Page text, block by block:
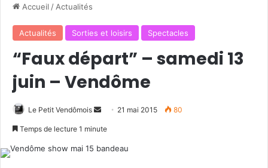
Accueil / Actualités
Actualités Sorties et loisirs Spectacles
“Faux départ” – samedi 13
juin – Vendôme
Le Petit Vendômois
o
21 mai 2015 80
Temps de lecture 1 minute